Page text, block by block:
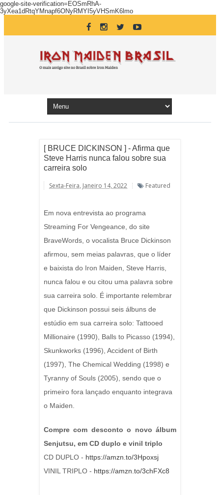
google-site-verification=EOSmRhA-
3yXea1dRtqYMnapf6ONyRMYI5yVHSmK6lmo
[ BRUCE DICKINSON ] - Afirma que
Steve Harris nunca falou sobre sua
carreira solo
Sexta-Feira, Janeiro 14, 2022 Featured
Em nova entrevista ao programa
Streaming For Vengeance, do site
BraveWords, o vocalista Bruce Dickinson
afirmou, sem meias palavras, que o líder
e baixista do Iron Maiden, Steve Harris,
nunca falou e ou citou uma palavra sobre
sua carreira solo. É importante relembrar
que Dickinson possui seis álbuns de
estúdio em sua carreira solo: Tattooed
Millionaire (1990), Balls to Picasso (1994),
Skunkworks (1996), Accident of Birth
(1997), The Chemical Wedding (1998) e
Tyranny of Souls (2005), sendo que o
primeiro fora lançado enquanto integrava
o Maiden.
Compre com desconto o novo álbum
Senjutsu, em CD duplo e vinil triplo
CD DUPLO - https://amzn.to/3Hpoxsj
VINIL TRIPLO - https://amzn.to/3chFXc8